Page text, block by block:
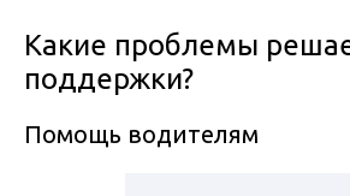
Какие проблемы
поддержки?
Помощь водителям